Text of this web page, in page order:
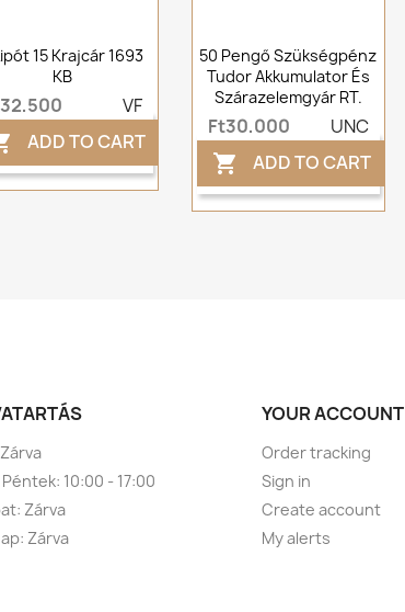
15 Krajcár 1693
KB
VF
ADD TO CART
50 Pengő Szükségpénz
Tudor Akkumulator És
Szárazelemgyár RT.
Ft30,000 UNC
 ADD TO CART
10:00 - 17:00
Zárva
Zárva
YOUR ACCOUNT
Order tracking
Sign in
Create account
My alerts